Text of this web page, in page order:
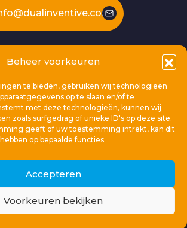
Beheer voorkeuren
te bieden, gebruiken wij technologieën
op te slaan en/of te
met deze technologieën, kunnen wij
zoals surfgedrag of unieke ID's op deze site.
geeft of uw toestemming intrekt, kan dit
op bepaalde functies.
Accepteren
Voorkeuren bekijken
Inventive
Dual Inventive Holding B.V.